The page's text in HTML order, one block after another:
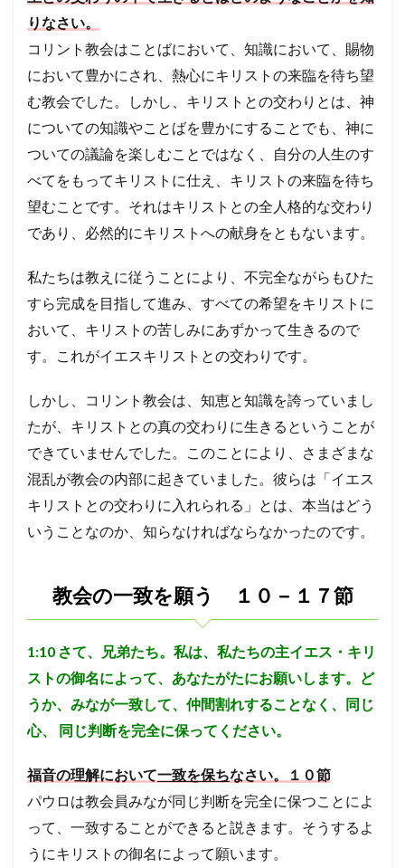
る。
（８
－９
神へ
の感
ら考
え
る）
5.3
考察
３
良い
は、
教師
を信
頼す
るよ
人で
はな
キリ
スト
を信
頼す
うに
良い
教
師。
２－
節か
ら考
え
る）
考察
４
神の
知識
る、
りなさい。
コリント教会はことばにおいて、知識において、賜物
において豊かにされ、熱心にキリストの来臨を待ち望
む教会でした。しかし、キリストとの交わりとは、神
についての知識やことばを豊かにすることでも、神に
ついての議論を楽しむことではなく、自分の人生のす
べてをもってキリストに仕え、キリストの来臨を待ち
望むことです。それはキリストとの全人格的な交わり
であり、必然的にキリストへの献身をともないます。
私たちは教えに従うことにより、不完全ながらもひた
すら完成を目指して進み、すべての希望をキリストに
おいて、キリストの苦しみにあずかって生きるので
す。これがイエスキリストとの交わりです。
しかし、コリント教会は、知恵と知識を誇っていまし
たが、キリストとの真の交わりに生きるということが
できていませんでした。このことにより、さまざまな
混乱が教会の内部に起きていました。彼らは「イエス
キリストとの交わりに入れられる」とは、本当はどう
いうことなのか、知らなければならなかったのです。
教会の一致を願う １０－１７節
1:10 さて、兄弟たち。私は、私たちの主イエス・キリ
ストの御名によって、あなたがたにお願いします。ど
うか、みなが一致して、仲間割れすることなく、同じ
心、
同じ判断を完全に保ってください。
福音の理解において一致を保ちなさい。１０節
パウロは教会員みなが同じ判断を完全に保つことによ
って、一致することができると説きます。そうするよ
うにキリストの御名によって願います。